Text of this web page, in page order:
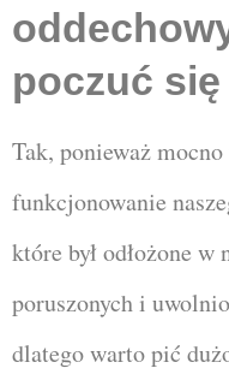
poczuć
Tak, ponieważ
funkcjonowanie
które był odłożone
poruszonych i
dlatego warto pić